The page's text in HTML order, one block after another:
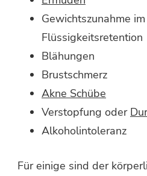
Gewichtszunahme
Flüssigkeitsretention
Blähungen
Brustschmerz
Akne Schübe
Verstopfung oder
Alkoholintoleranz
Für einige sind der